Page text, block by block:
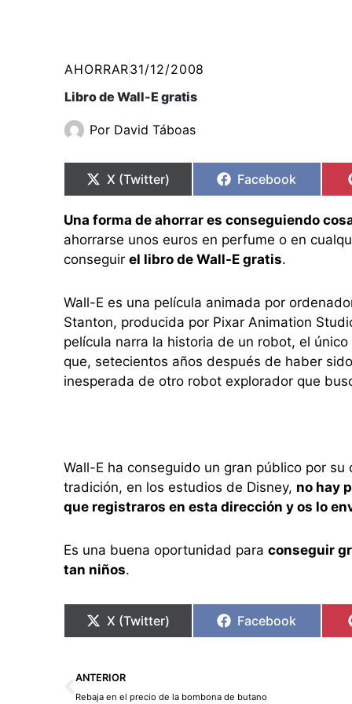
AHORRAR31/12/2008
Libro de Wall-E gratis
Por David Táboas
en
X (Twitter)
en
Facebook
Una forma de ahorrar es conseguiendo
ahorrarse unos euros en perfume o en
conseguir el libro de Wall-E gratis.
Wall-E es una película animada por
Stanton, producida por Pixar Animation
película narra la historia de un robot, el
que, setecientos años después de haber
inesperada de otro robot explorador que
Wall-E ha conseguido un gran público por
tradición, en los estudios de Disney, no hay
que registraros en esta dirección y os lo
Es una buena oportunidad para conseguir
tan niños.
en
X (Twitter)
en
Facebook
Ant
ANTERIOR
Rebaja en el precio de la bombona de butano